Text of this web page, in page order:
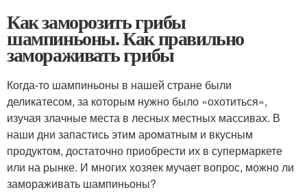
Как заморозить грибы
шампиньоны. Как правильно
замораживать грибы
Когда-то шампиньоны в нашей стране были
деликатесом, за которым нужно было «охотиться»,
изучая злачные места в лесных местных массивах. В
наши дни запастись этим ароматным и вкусным
продуктом, достаточно приобрести их в супермаркете
или на рынке. И многих хозяек мучает вопрос, можно ли
замораживать шампиньоны?